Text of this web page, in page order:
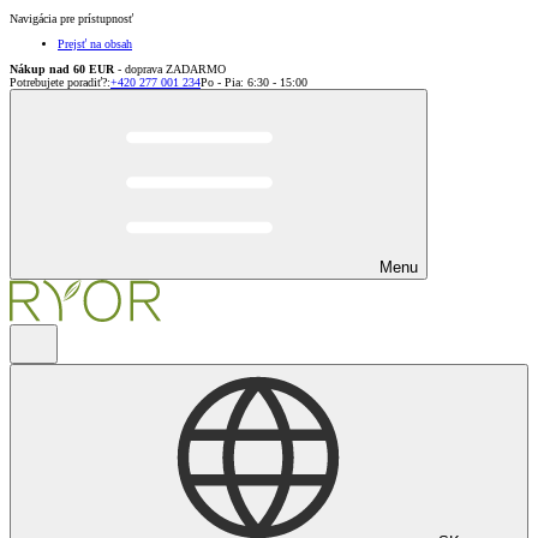
Navigácia pre prístupnosť
Prejsť na obsah
Nákup nad 60 EUR - doprava ZADARMO
Potrebujete poradiť?:+420 277 001 234Po - Pia: 6:30 - 15:00
Menu